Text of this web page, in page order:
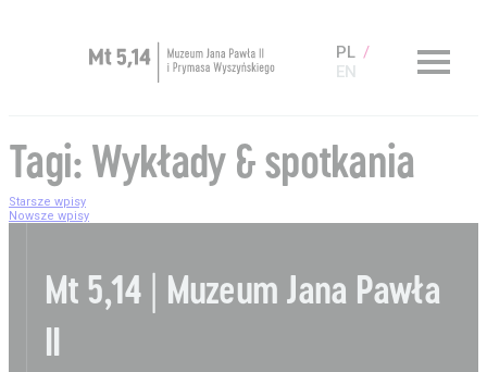
PL
EN
O Muzeum
Muzeum dostępne
Sklep
Tagi: Wykłady & spotkania
Nawigacja
wpisach
Starsze wpisy
Nowsze wpisy
Mt 5,14 | Muzeum Jana Pawła